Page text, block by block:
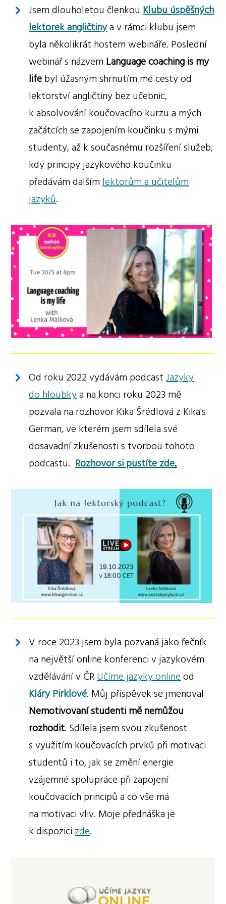
Jsem dlouholetou členkouKlubu úspěšných
lektorek angličtinya v rámci klubu jsem
byla několikrát hostem webináře. Poslední
webinář s názvem Language coaching is my
life byl úžasným shrnutím mé cesty od
lektorství angličtiny bez učebnic,
k absolvování koučovacího kurzu a mých
začátcích se zapojením koučinku s mými
studenty, až k současnému rozšíření služeb,
kdy principy jazykového koučinku
předávám dalšímlektorům a učitelům
jazyků.
Od roku 2022 vydávám podcastJazyky
do hloubkya na konci roku 2023 mě
pozvala na rozhovor Kika Šrédlová z Kika's
German, ve kterém jsem sdílela své
dosavadní zkušenosti s tvorbou tohoto
podcastu.Rozhovor si pustíte zde.
V roce 2023 jsem byla pozvaná jako řečník
na největší online konferenci v jazykovém
vzdělávání v ČR Učíme jazyky online od
Kláry Pirklové. Můj příspěvek se jmenoval
Nemotivovaní studenti mě nemůžou
rozhodit. Sdílela jsem svou zkušenost
s využitím koučovacích prvků při motivaci
studentů i to, jak se změní energie
vzájemné spolupráce při zapojení
koučovacích principů a co vše má
na motivaci vliv. Moje přednáška je
k dispozici zde.